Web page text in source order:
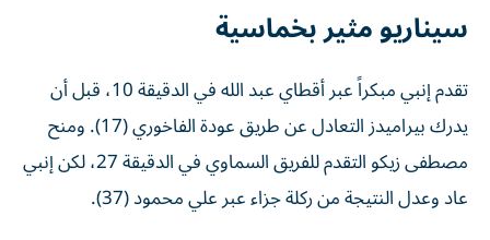
سيناريو مثير بخماسية
تقدم إنبي مبكراً عبر أقطاي عبد الله في الدقيقة 10، قبل أن
يدرك بيراميدز التعادل عن طريق عودة الفاخوري (17). ومنح
مصطفى زيكو التقدم للفريق السماوي في الدقيقة 27، لكن إنبي
عاد وعدل النتيجة من ركلة جزاء عبر علي محمود (37).